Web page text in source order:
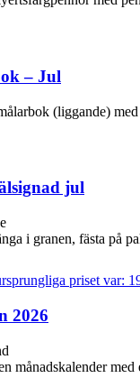
– Jul
(liggande)
jul
i granen, fästa på
priset var:
2026
månads­kalender